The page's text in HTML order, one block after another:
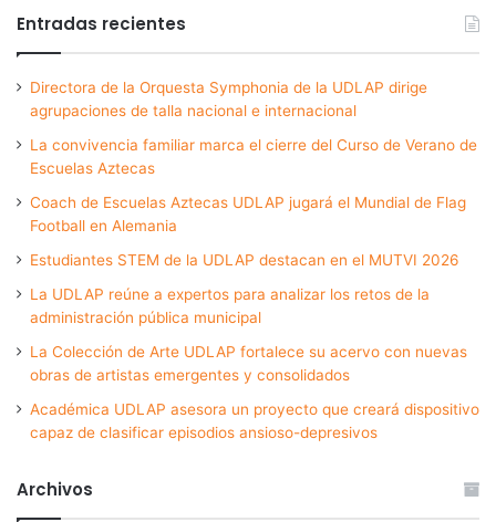
Entradas recientes
Directora de la Orquesta Symphonia de la UDLAP dirige
agrupaciones de talla nacional e internacional
La convivencia familiar marca el cierre del Curso de Verano de
Escuelas Aztecas
Coach de Escuelas Aztecas UDLAP jugará el Mundial de Flag
Football en Alemania
Estudiantes STEM de la UDLAP destacan en el MUTVI 2026
La UDLAP reúne a expertos para analizar los retos de la
administración pública municipal
La Colección de Arte UDLAP fortalece su acervo con nuevas
obras de artistas emergentes y consolidados
Académica UDLAP asesora un proyecto que creará dispositivo
capaz de clasificar episodios ansioso-depresivos
Archivos